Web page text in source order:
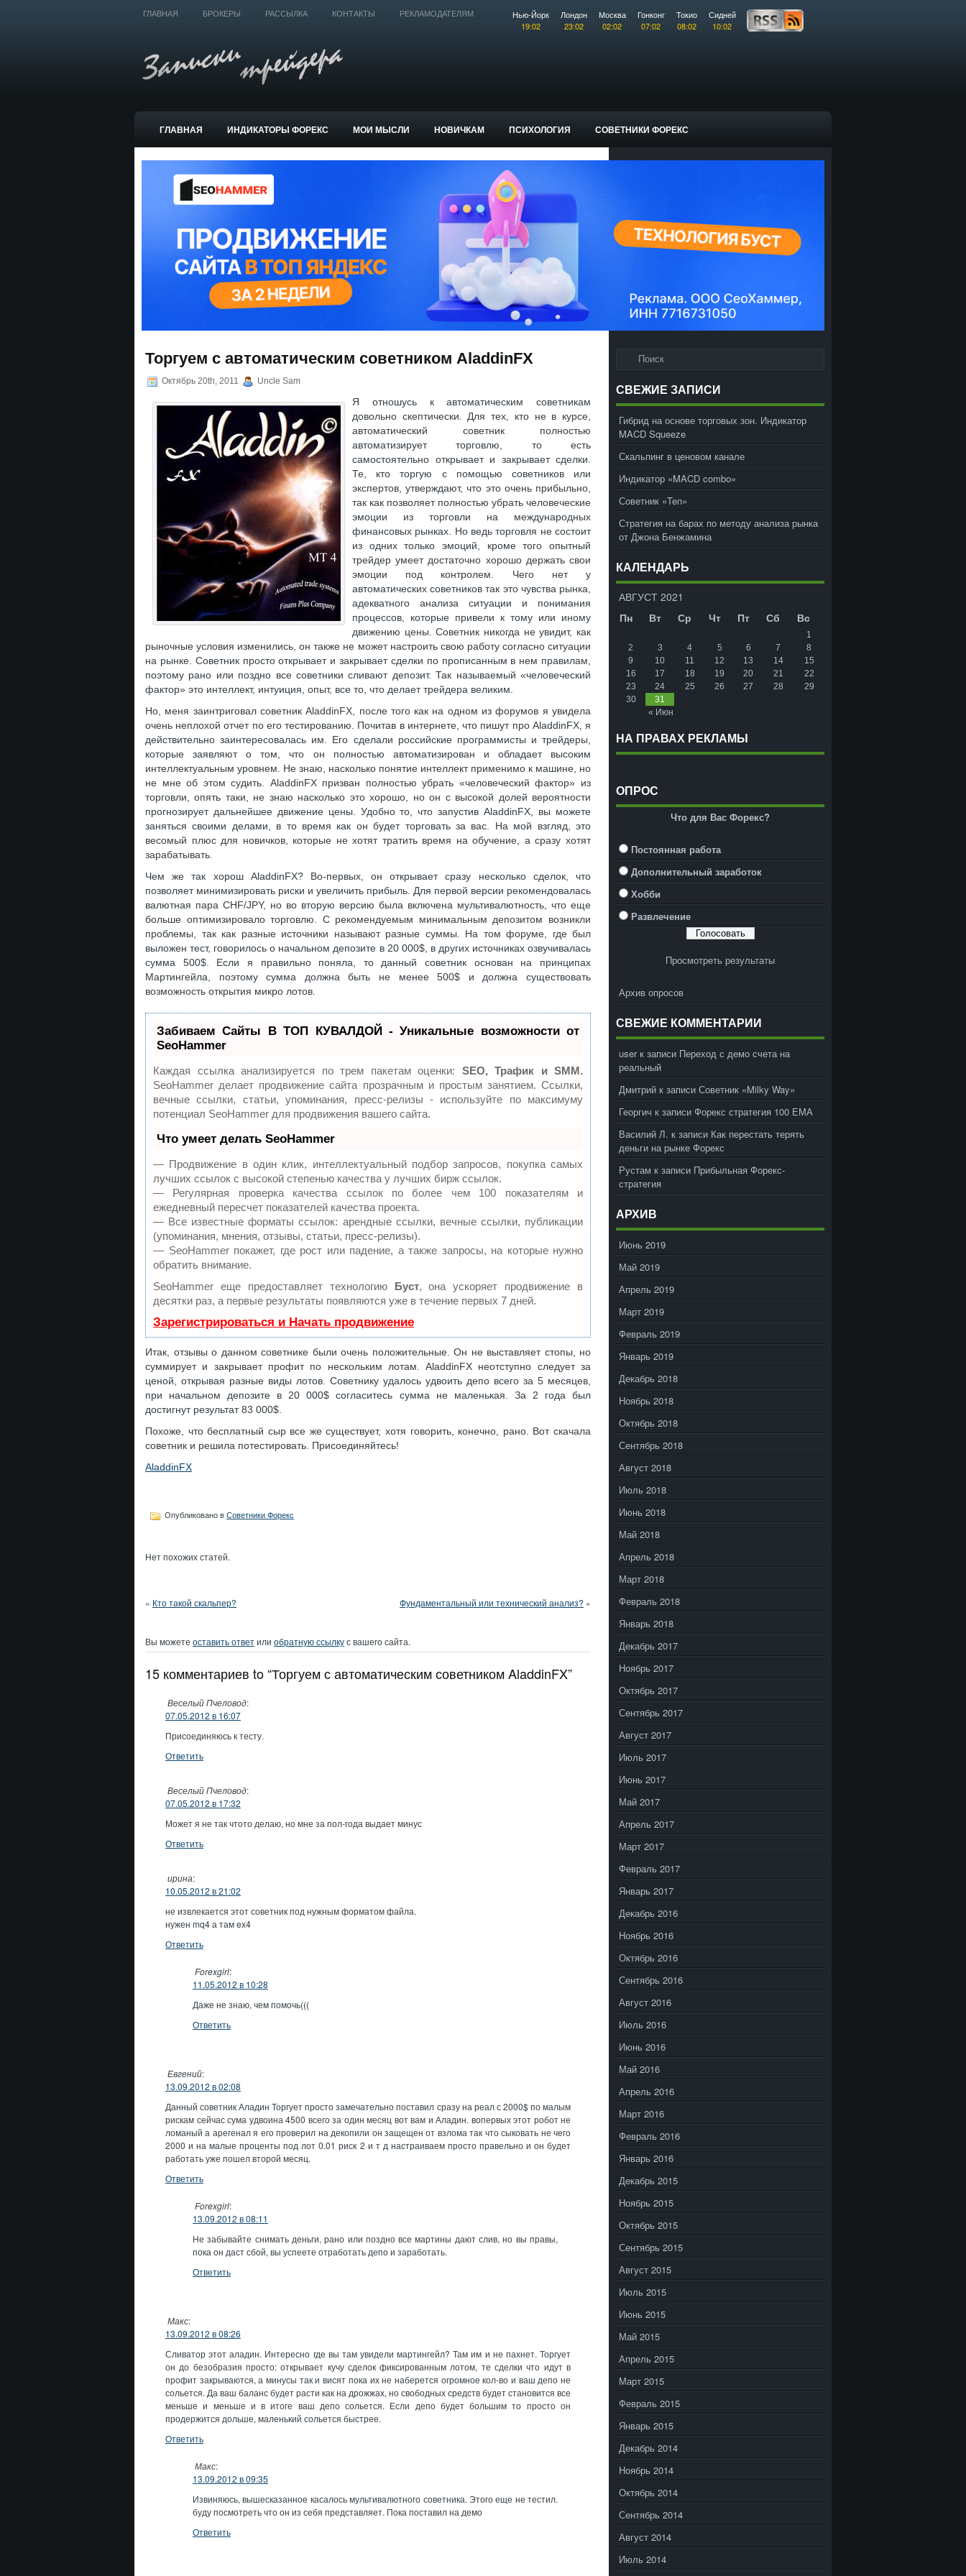
ГЛАВНАЯ БРОКЕРЫ РАССЫЛКА КОНТАКТЫ РЕКЛАМОДАТЕЛЯМ
Нью-Йорк
19:02
Лондон
23:02
Москва
02:02
Гонконг
07:02
Токио
08:02
Сидней
10:02
ГЛАВНАЯ ИНДИКАТОРЫ ФОРЕКС МОИ МЫСЛИ НОВИЧКАМ ПСИХОЛОГИЯ
СОВЕТНИКИ ФОРЕКС
ТОРГОВЫЕ СИСТЕМЫ
Торгуем с автоматическим советником AladdinFX
Октябрь 20th, 2011 Uncle Sam
Я отношусь к автоматическим советникам
довольно скептически. Для тех, кто не в курсе,
автоматический советник полностью
автоматизирует торговлю, то есть
самостоятельно открывает и закрывает сделки.
Те, кто торгую с помощью советников или
экспертов, утверждают, что это очень прибыльно,
так как позволяет полностью убрать человеческие
эмоции из торговли на международных
финансовых рынках. Но ведь торговля не состоит
из одних только эмоций, кроме того опытный
трейдер умеет достаточно хорошо держать свои
эмоции под контролем. Чего нет у
автоматических советников так это чувства рынка,
адекватного анализа ситуации и понимания
процессов, которые привели к тому или иному
движению цены. Советник никогда не увидит, как
рыночные условия изменились, он также не может настроить свою работу согласно ситуации
на рынке. Советник просто открывает и закрывает сделки по прописанным в нем правилам,
поэтому рано или поздно все советники сливают депозит. Так называемый «человеческий
фактор» это интеллект, интуиция, опыт, все то, что делает трейдера великим.
Но, меня заинтриговал советник AladdinFX, после того как на одном из форумов я увидела
очень неплохой отчет по его тестированию. Почитав в интернете, что пишут про AladdinFX, я
действительно заинтересовалась им. Его сделали российские программисты и трейдеры,
которые заявляют о том, что он полностью автоматизирован и обладает высоким
интеллектуальным уровнем. Не знаю, насколько понятие интеллект применимо к машине, но
не мне об этом судить. AladdinFX призван полностью убрать «человеческий фактор» из
торговли, опять таки, не знаю насколько это хорошо, но он с высокой долей вероятности
прогнозирует дальнейшее движение цены. Удобно то, что запустив AladdinFX, вы можете
заняться своими делами, в то время как он будет торговать за вас. На мой взгляд, это
весомый плюс для новичков, которые не хотят тратить время на обучение, а сразу хотят
зарабатывать.
Чем же так хорош AladdinFX? Во-первых, он открывает сразу несколько сделок, что
позволяет минимизировать риски и увеличить прибыль. Для первой версии рекомендовалась
валютная пара CHF/JPY, но во вторую версию была включена мультивалютность, что еще
больше оптимизировало торговлю. С рекомендуемым минимальным депозитом возникли
проблемы, так как разные источники называют разные суммы. На том форуме, где был
выложен тест, говорилось о начальном депозите в 20 000$, в других источниках озвучивалась
сумма 500$. Если я правильно поняла, то данный советник основан на принципах
Мартингейла, поэтому сумма должна быть не менее 500$ и должна существовать
возможность открытия микро лотов.
Забиваем Сайты В ТОП КУВАЛДОЙ - Уникальные возможности от
SeoHammer
Каждая ссылка анализируется по трем пакетам оценки: SEO, Трафик и SMM.
SeoHammer делает продвижение сайта прозрачным и простым занятием. Ссылки,
вечные ссылки, статьи, упоминания, пресс-релизы - используйте по максимуму
потенциал SeoHammer для продвижения вашего сайта.
Что умеет делать SeoHammer
— Продвижение в один клик, интеллектуальный подбор запросов, покупка самых
лучших ссылок с высокой степенью качества у лучших бирж ссылок.
— Регулярная проверка качества ссылок по более чем 100 показателям и
ежедневный пересчет показателей качества проекта.
— Все известные форматы ссылок: арендные ссылки, вечные ссылки, публикации
(упоминания, мнения, отзывы, статьи, пресс-релизы).
— SeoHammer покажет, где рост или падение, а также запросы, на которые нужно
обратить внимание.
SeoHammer еще предоставляет технологию Буст, она ускоряет продвижение в
десятки раз, а первые результаты появляются уже в течение первых 7 дней.
Зарегистрироваться и Начать продвижение
Итак, отзывы о данном советнике были очень положительные. Он не выставляет стопы, но
суммирует и закрывает профит по нескольким лотам. AladdinFX неотступно следует за
ценой, открывая разные виды лотов. Советнику удалось удвоить депо всего за 5 месяцев,
при начальном депозите в 20 000$ согласитесь сумма не маленькая. За 2 года был
достигнут результат 83 000$.
Похоже, что бесплатный сыр все же существует, хотя говорить, конечно, рано. Вот скачала
советник и решила потестировать. Присоединяйтесь!
AladdinFX
Опубликовано в Советники Форекс
Нет похожих статей.
« Кто такой скальпер? Фундаментальный или технический анализ? »
Вы можете оставить ответили обратную ссылкус вашего сайта.
15 комментариев to “Торгуем с автоматическим советником AladdinFX”
Веселый Пчеловод:
07.05.2012 в 16:07
Присоединяюсь к тесту.
Ответить
Веселый Пчеловод:
07.05.2012 в 17:32
Может я не так чтото делаю, но мне за пол-года выдает минус
Ответить
ирина:
10.05.2012 в 21:02
не извлекается этот советник под нужным форматом файла.
нужен mq4 а там ex4
Ответить
Forexgirl:
11.05.2012 в 10:28
Даже не знаю, чем помочь(((
Ответить
Евгений:
13.09.2012 в 02:08
Данный советник Аладин Торгует просто замечательно поставил сразу на реал с 2000$ по малым
рискам сейчас сума удвоина 4500 всего за один месяц вот вам и Аладин. вопервых этот робот не
ломаный а арегенал я его проверил на декопили он защещен от взлома так что сыковать не чего
2000 и на малые проценты под лот 0.01 риск 2 и т д настраиваем просто правельно и он будет
работать уже пошел второй месяц.
Ответить
Forexgirl:
13.09.2012 в 08:11
Не забывайте снимать деньги, рано или поздно все мартины дают слив, но вы правы,
пока он даст сбой, вы успеете отработать депо и заработать.
Ответить
Макс:
13.09.2012 в 08:26
Сливатор этот аладин. Интересно где вы там увидели мартингейл? Там им и не пахнет. Торгует
он до безобразия просто: открывает кучу сделок фиксированным лотом, те сделки что идут в
профит закрываются, а минусы так и висят пока их не наберется огромное кол-во и ваш депо не
сольется. Да ваш баланс будет расти как на дрожжах, но свободных средств будет становится все
меньше и меньше и в итоге ваш депо сольется. Если депо будет большим то просто он
продержится дольше, маленький сольется быстрее.
Ответить
Макс:
13.09.2012 в 09:35
Извиняюсь, вышесказанное касалось мультивалютного советника. Этого еще не тестил.
буду посмотреть что он из себя представляет. Пока поставил на демо
Ответить
СВЕЖИЕ ЗАПИСИ
Гибрид на основе торговых зон. Индикатор
MACD Squeeze
Скальпинг в ценовом канале
Индикатор «MACD combo»
Советник «Ten»
Стратегия на барах по методу анализа рынка
от Джона Бенжамина
КАЛЕНДАРЬ
АВГУСТ 2021
Пн
Вт Ср Чт Пт Сб Вс
« Июн
1
2
3 4 5 6 7
8
9
10 11 12 13 14
15
16
17 18 19 20 21
22
23
24 25 26 27 28
29
30
31
НА ПРАВАХ РЕКЛАМЫ
ОПРОС
Что для Вас Форекс?
Постоянная работа
Дополнительный заработок
Хобби
Развлечение
Просмотреть результаты
Архив опросов
СВЕЖИЕ КОММЕНТАРИИ
userк записи Переход с демо счета на
реальный
Дмитрий к записи Советник «Milky Way»
Георгич к записи Форекс стратегия 100 ЕМА
Василий Л. к записи Как перестать терять
деньги на рынке Форекс
Рустам к записи Прибыльная Форекс-
стратегия
АРХИВ
Июнь 2019
Май 2019
Апрель 2019
Март 2019
Февраль 2019
Январь 2019
Декабрь 2018
Ноябрь 2018
Октябрь 2018
Сентябрь 2018
Август 2018
Июль 2018
Июнь 2018
Май 2018
Апрель 2018
Март 2018
Февраль 2018
Январь 2018
Декабрь 2017
Ноябрь 2017
Октябрь 2017
Сентябрь 2017
Август 2017
Июль 2017
Июнь 2017
Май 2017
Апрель 2017
Март 2017
Февраль 2017
Январь 2017
Декабрь 2016
Ноябрь 2016
Октябрь 2016
Сентябрь 2016
Август 2016
Июль 2016
Июнь 2016
Май 2016
Апрель 2016
Март 2016
Февраль 2016
Январь 2016
Декабрь 2015
Ноябрь 2015
Октябрь 2015
Сентябрь 2015
Август 2015
Июль 2015
Июнь 2015
Май 2015
Апрель 2015
Март 2015
Февраль 2015
Январь 2015
Декабрь 2014
Ноябрь 2014
Октябрь 2014
Сентябрь 2014
Август 2014
Июль 2014